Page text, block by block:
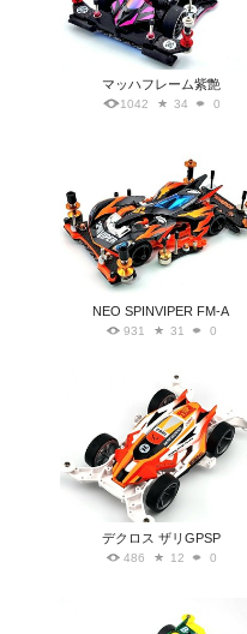
マッハフレーム紫艶
1042 34 0
NEO SPINVIPER FM-A
931 31 0
デクロス ザリGPSP
486 12 0